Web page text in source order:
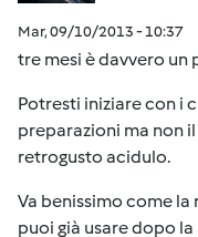
Mar, 09/10/2013 - 10:37
tre mesi è davvero un
Potresti iniziare con i
preparazioni ma non
retrogusto acidulo.
Va benissimo come la
puoi già usare dopo